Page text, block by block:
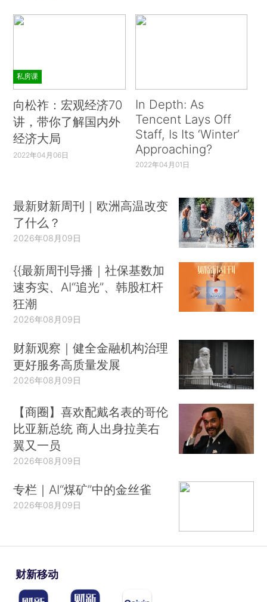
私房课
向松祚：宏观经济70
讲，带你了解国内外
经济大局
2022年04月06日
In Depth: As
Tencent Lays Off
Staff, Is Its ‘Winter’
Approaching?
2022年04月01日
最新财新周刊｜欧洲高温改变
了什么？
2026年08月09日
{{最新周刊导播｜社保基数加
速夯实、AI“追光”、韩股杠杆
狂潮
2026年08月09日
财新观察｜健全金融机构治理
更好服务高质量发展
2026年08月09日
【商圈】喜欢配戴名表的哥伦
比亚新总统 商人出身拉美右
翼又一员
2026年08月09日
专栏｜AI“煤矿”中的金丝雀
2026年08月09日
财新移动